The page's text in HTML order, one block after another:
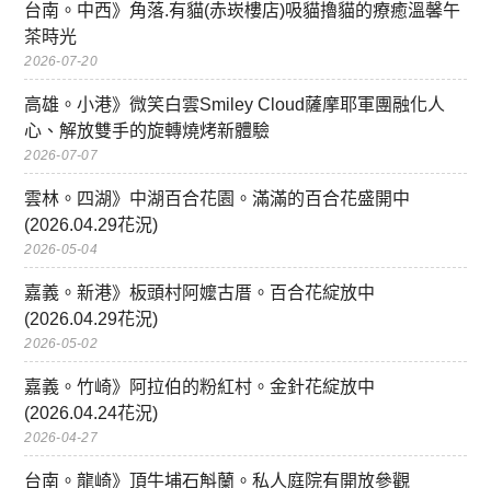
台南。中西》角落.有貓(赤崁樓店)吸貓擼貓的療癒溫馨午
茶時光
2026-07-20
高雄。小港》微笑白雲Smiley Cloud薩摩耶軍團融化人
心、解放雙手的旋轉燒烤新體驗
2026-07-07
雲林。四湖》中湖百合花園。滿滿的百合花盛開中
(2026.04.29花況)
2026-05-04
嘉義。新港》板頭村阿嬤古厝。百合花綻放中
(2026.04.29花況)
2026-05-02
嘉義。竹崎》阿拉伯的粉紅村。金針花綻放中
(2026.04.24花況)
2026-04-27
台南。龍崎》頂牛埔石斛蘭。私人庭院有開放參觀